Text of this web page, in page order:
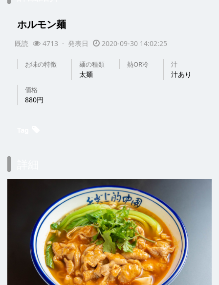
ホルモン麺
既読 4713 · 発表日 2020-09-30 14:02:25
お味の特徴 麺の種類
太麺
熱OR冷 汁
汁あり
価格
880円